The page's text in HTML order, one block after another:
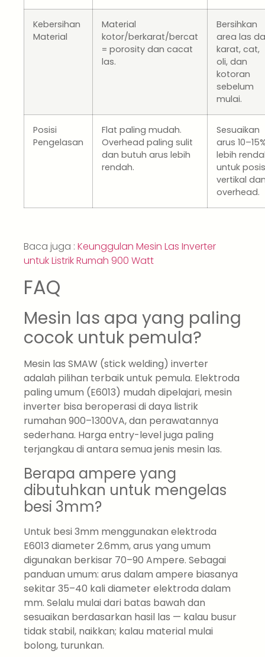
Kebersihan
Material
Material
kotor/berkarat/bercat
= porosity dan cacat
las.
Bersihkan
area las
karat, cat,
oli, dan
kotoran
sebelum
mulai.
Posisi
Pengelasan
Flat paling mudah.
Overhead paling sulit
dan butuh arus lebih
rendah.
Sesuaikan
arus
lebih
untuk
vertikal
overhead.
Baca juga : Keunggulan Mesin Las Inverter
untuk Listrik Rumah 900 Watt
FAQ
Mesin las apa yang paling
cocok untuk pemula?
Mesin las SMAW (stick welding) inverter
adalah pilihan terbaik untuk pemula. Elektroda
paling umum (E6013) mudah dipelajari, mesin
inverter bisa beroperasi di daya listrik
rumahan 900–1300VA, dan perawatannya
sederhana. Harga entry-level juga paling
terjangkau di antara semua jenis mesin las.
Berapa ampere yang
dibutuhkan untuk mengelas
besi 3mm?
Untuk besi 3mm menggunakan elektroda
E6013 diameter 2.6mm, arus yang umum
digunakan berkisar 70–90 Ampere. Sebagai
panduan umum: arus dalam ampere biasanya
sekitar 35–40 kali diameter elektroda dalam
mm. Selalu mulai dari batas bawah dan
sesuaikan berdasarkan hasil las — kalau busur
tidak stabil, naikkan; kalau material mulai
bolong, turunkan.